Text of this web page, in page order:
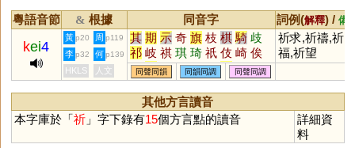
粵語音節 & 根據 同音字 詞例(解釋) / 備
kei4
黃 p20 周 p119 其 期 示 奇 旗 枝 棋 騎 歧
祁 岐 祺 琪 琦 祇 伎 崎 俟
鰭 耆 畿 淇 鯕 頎 綦 亓 蘄
圻 碁 麒 丌 騏 埼 錡 旂 蜞
掑 蚑 跂 萁 碕 鬿 鮨 鬐 騹
蟣 衹 濝 岓 隑 魕 玂 忯 藄
軝 鄿 蚚 蚔 鶀 鵸 秖 疧
祈求,祈禱,祈
福,祈望
李 p32 何 p139
HKLS 人文 同聲同韻 同韻同調 同聲同調
其他方言讀音
本字庫於「祈」字下錄有15個方言點的讀音
詳細資
料